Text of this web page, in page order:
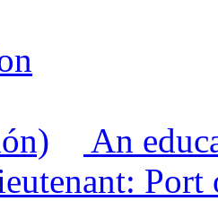
An